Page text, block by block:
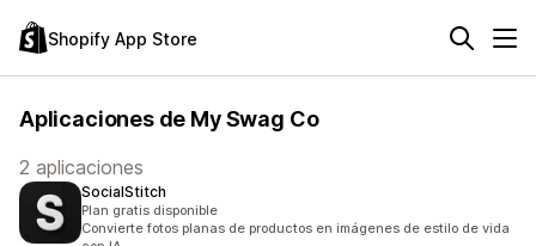
Shopify App Store
Aplicaciones de My Swag Co
2 aplicaciones
SocialStitch
Plan gratis disponible
Convierte fotos planas de productos en imágenes de estilo de vida